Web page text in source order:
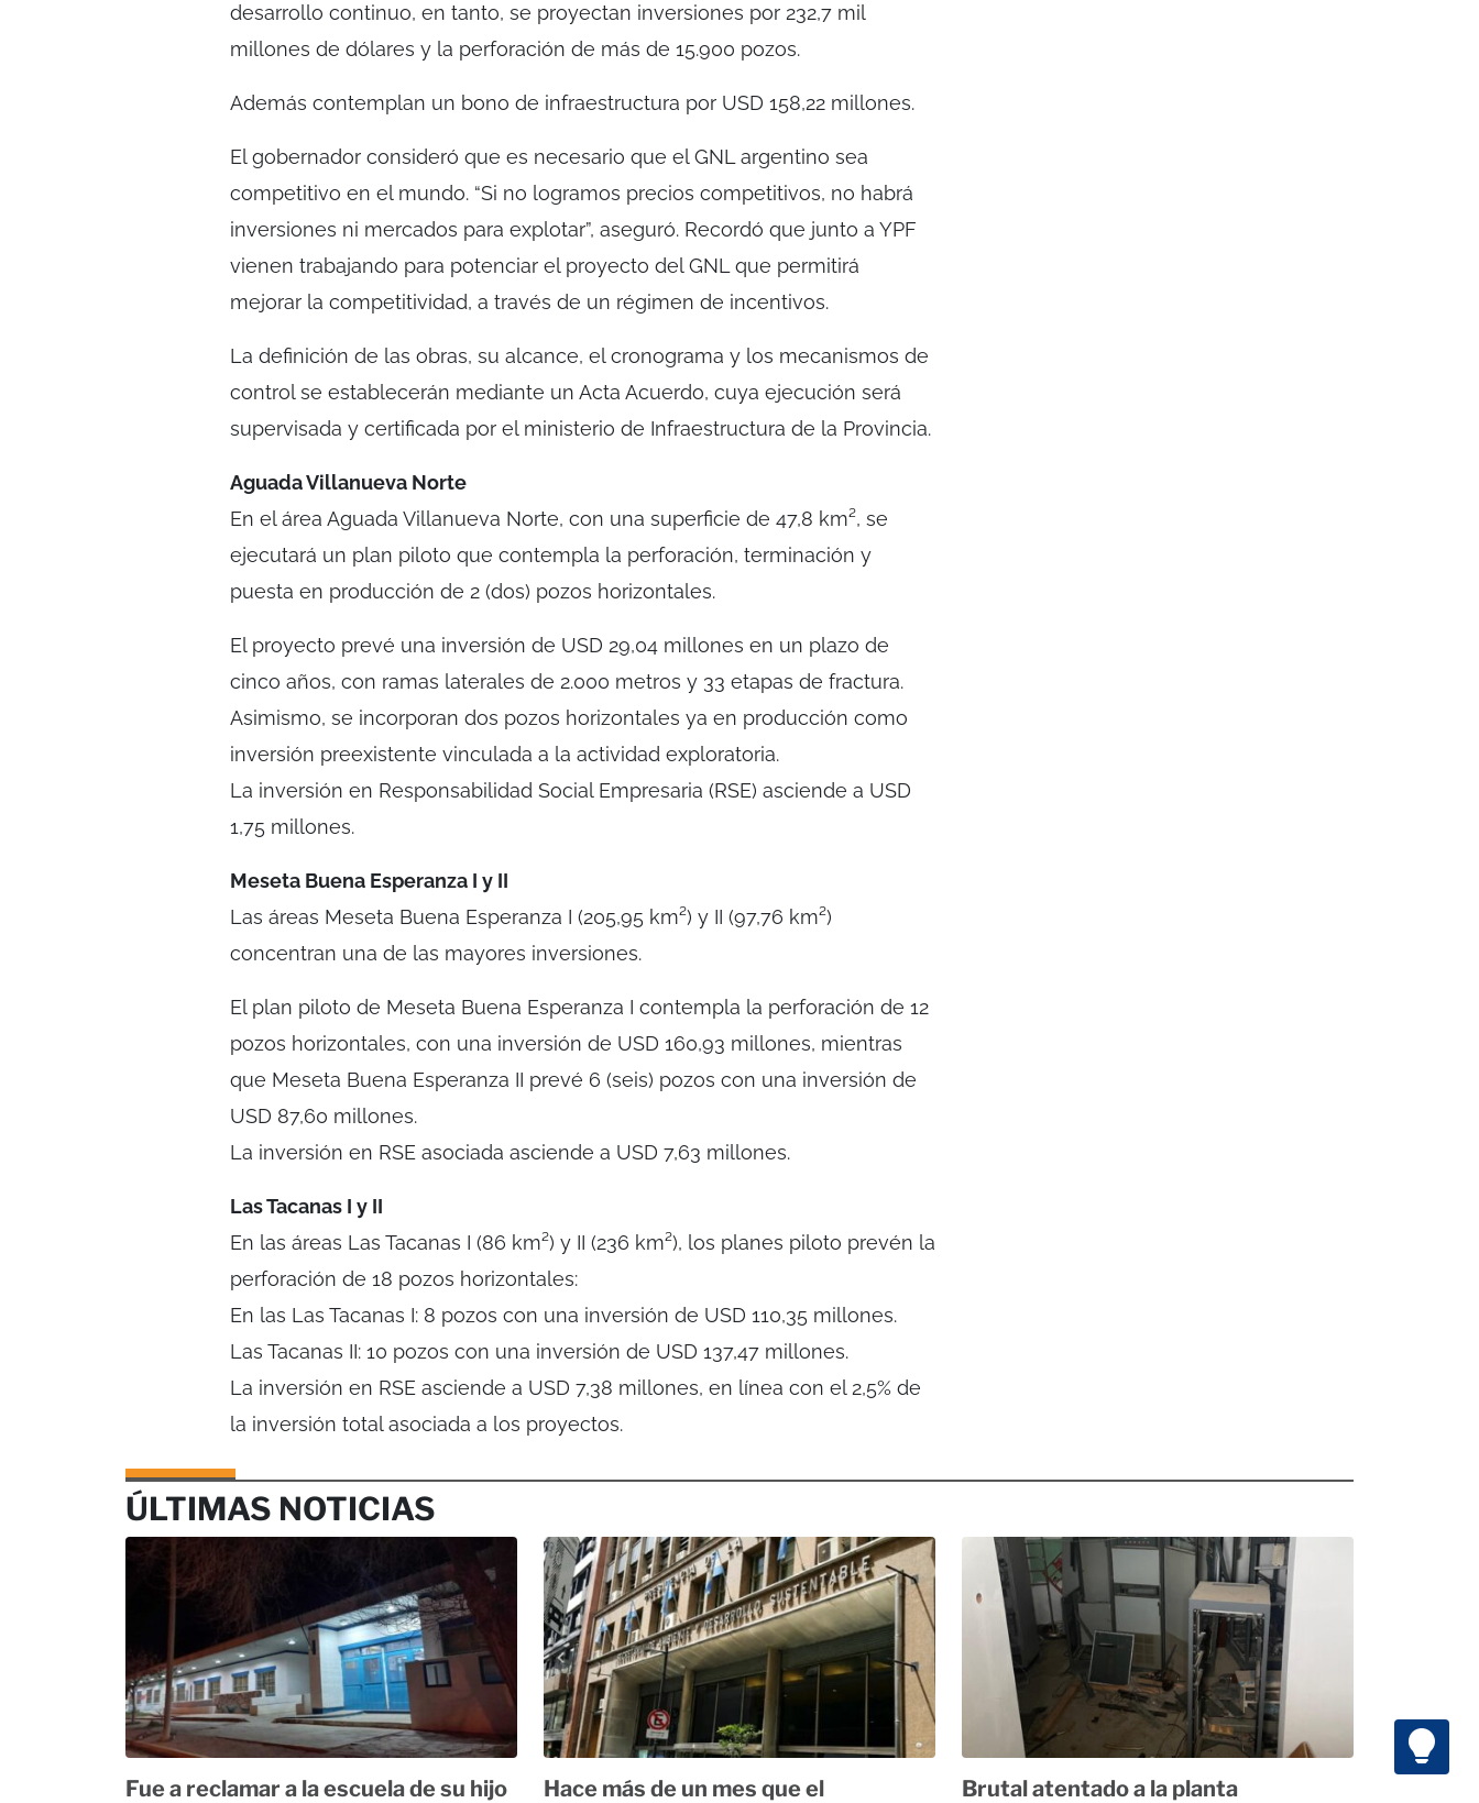
desarrollo continuo, en tanto, se proyectan inversiones por 232,7 mil
millones de dólares y la perforación de más de 15.900 pozos.
Además contemplan un bono de infraestructura por USD 158,22 millones.
El gobernador consideró que es necesario que el GNL argentino sea
competitivo en el mundo. “Si no logramos precios competitivos, no habrá
inversiones ni mercados para explotar”, aseguró. Recordó que junto a YPF
vienen trabajando para potenciar el proyecto del GNL que permitirá
mejorar la competitividad, a través de un régimen de incentivos.
La definición de las obras, su alcance, el cronograma y los mecanismos de
control se establecerán mediante un Acta Acuerdo, cuya ejecución será
supervisada y certificada por el ministerio de Infraestructura de la Provincia.
Aguada Villanueva Norte
En el área Aguada Villanueva Norte, con una superficie de 47,8 km², se
ejecutará un plan piloto que contempla la perforación, terminación y
puesta en producción de 2 (dos) pozos horizontales.
El proyecto prevé una inversión de USD 29,04 millones en un plazo de
cinco años, con ramas laterales de 2.000 metros y 33 etapas de fractura.
Asimismo, se incorporan dos pozos horizontales ya en producción como
inversión preexistente vinculada a la actividad exploratoria.
La inversión en Responsabilidad Social Empresaria (RSE) asciende a USD
1,75 millones.
Meseta Buena Esperanza I y II
Las áreas Meseta Buena Esperanza I (205,95 km²) y II (97,76 km²)
concentran una de las mayores inversiones.
El plan piloto de Meseta Buena Esperanza I contempla la perforación de 12
pozos horizontales, con una inversión de USD 160,93 millones, mientras
que Meseta Buena Esperanza II prevé 6 (seis) pozos con una inversión de
USD 87,60 millones.
La inversión en RSE asociada asciende a USD 7,63 millones.
Las Tacanas I y II
En las áreas Las Tacanas I (86 km²) y II (236 km²), los planes piloto prevén la
perforación de 18 pozos horizontales:
En las Las Tacanas I: 8 pozos con una inversión de USD 110,35 millones.
Las Tacanas II: 10 pozos con una inversión de USD 137,47 millones.
La inversión en RSE asciende a USD 7,38 millones, en línea con el 2,5% de
la inversión total asociada a los proyectos.
ÚLTIMAS NOTICIAS
Fue a reclamar a la escuela de su hijo
Hace más de un mes que el
Brutal atentado a la planta